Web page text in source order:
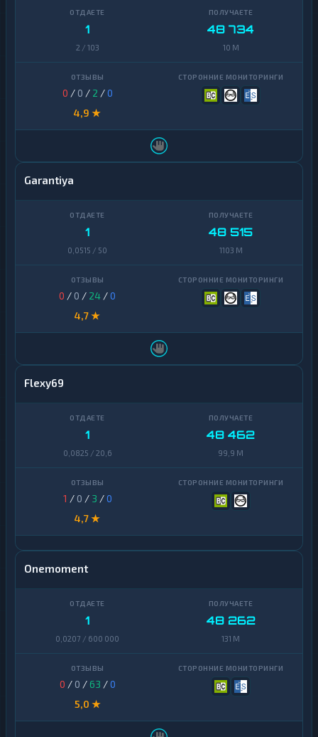
1
2 / 103
48 734
10 M
0 / 0 / 2 /0
4,9 ★
Garantiya
1
0,0515 / 50
48 515
1103 M
0 / 0 / 24 /0
4,7 ★
Flexy69
1
0,0825 / 20,6
48 462
99,9 M
1 / 0 / 3 /0
4,7 ★
Onemoment
1
0,0207 / 600 000
48 262
131 M
0 / 0 /63 /0
5,0 ★